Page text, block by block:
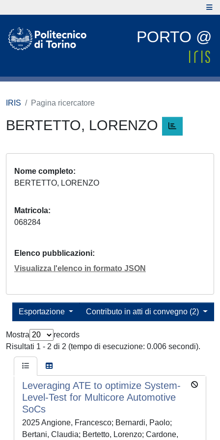
PORTO @
IRIS Pagina ricercatore
BERTETTO, LORENZO
Nome completo
BERTETTO, LORENZO
Matricola
068284
Elenco pubblicazioni
Visualizza l'elenco in formato JSON
Contributo in atti di convegno (2)
Esportazione
Mostra
records
Risultati 1 - 2 di 2 (tempo di esecuzione: 0.006 secondi).
Leveraging ATE to optimize System-
Level-Test for Multicore Automotive
SoCs
2025 Angione, Francesco; Bernardi, Paolo;
Bertani, Claudia; Bertetto, Lorenzo; Cardone,